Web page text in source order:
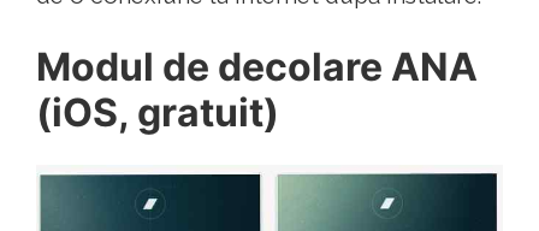
Modul de decolare ANA
(iOS, gratuit)